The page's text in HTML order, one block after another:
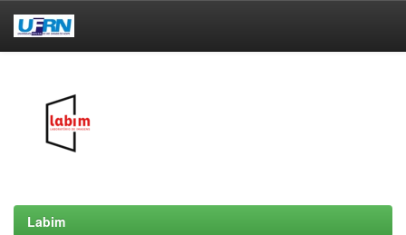
Labim